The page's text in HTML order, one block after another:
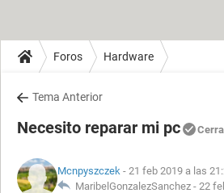
Foros Hardware
Tema Anterior
Necesito reparar mi pc
Mcnpyszczek - 21 feb 2019 a las
MaribelGonzalezSanchez - 22